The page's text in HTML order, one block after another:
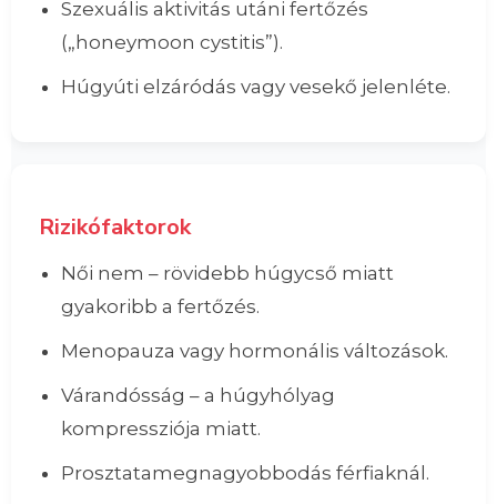
Szexuális aktivitás utáni fertőzés
(„honeymoon cystitis”).
Húgyúti elzáródás vagy vesekő jelenléte.
Rizikófaktorok
Női nem – rövidebb húgycső miatt
gyakoribb a fertőzés.
Menopauza vagy hormonális változások.
Várandósság – a húgyhólyag
kompressziója miatt.
Prosztatamegnagyobbodás férfiaknál.